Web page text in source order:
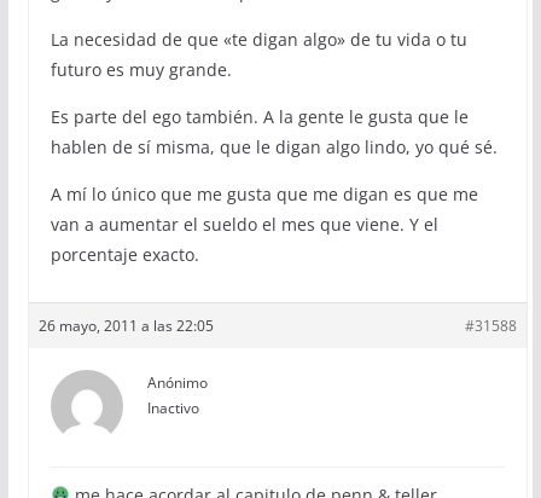
La necesidad de que «te digan algo» de tu vida o tu
futuro es muy grande.
Es parte del ego también. A la gente le gusta que le
hablen de sí misma, que le digan algo lindo, yo qué sé.
A mí lo único que me gusta que me digan es que me
van a aumentar el sueldo el mes que viene. Y el
porcentaje exacto.
26 mayo, 2011 a las 22:05 #31588
Anónimo
Inactivo